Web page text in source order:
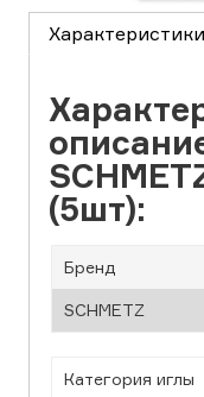
Характеристики
(5шт):
Бренд
SCHMETZ
Категория иглы